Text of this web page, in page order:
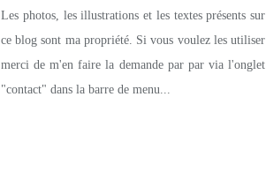
Les photos, les illustrations et les textes présents sur
ce blog sont ma propriété. Si vous voulez les utiliser
merci de m'en faire la demande par par via l'onglet
"contact" dans la barre de menu...